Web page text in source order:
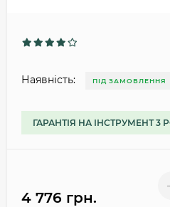
Наявність: ПІД ЗАМОВЛЕННЯ
ГАРАНТІЯ НА ІНСТРУМЕНТ 3
4 776 грн.
-